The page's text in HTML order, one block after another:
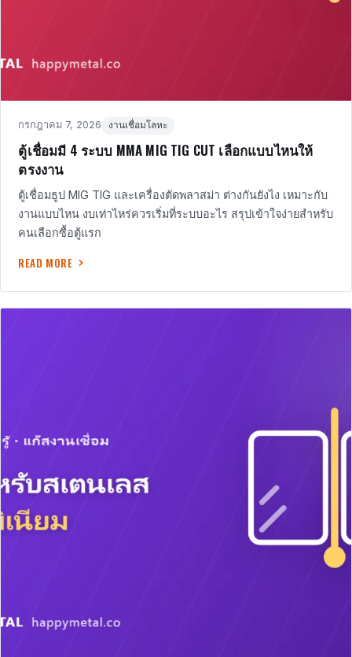
Posted
กรกฎาคม 7, 2026 งานเชื่อมโลหะ
ตู้เชื่อมมี 4 ระบบ MMA MIG TIG CUT เลือกแบบไหนให้
ตรงงาน
ตู้เชื่อมธูป MIG TIG และเครื่องตัดพลาสม่า ต่างกันยังไง เหมาะกับ
งานแบบไหน งบเท่าไหร่ควรเริ่มที่ระบบอะไร สรุปเข้าใจง่ายสำหรับ
คนเลือกซื้อตู้แรก
READ MORE